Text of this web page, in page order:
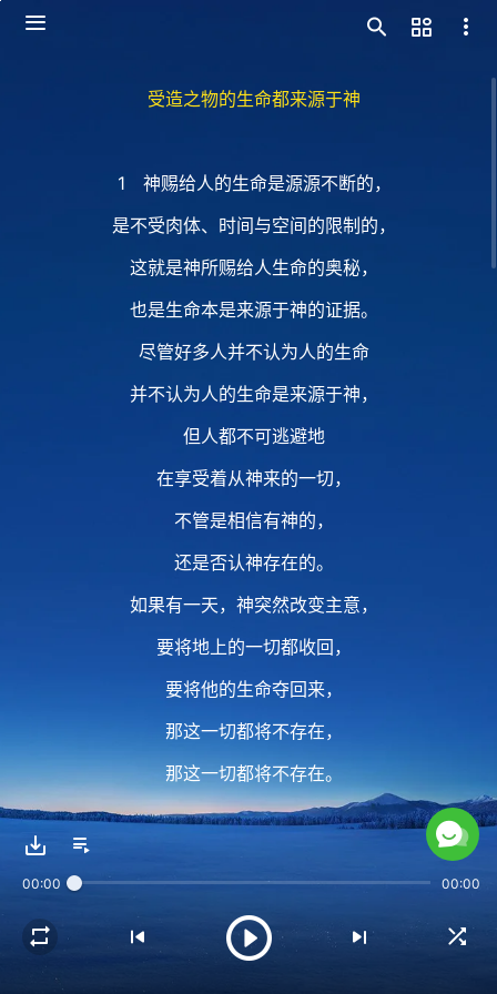
受造之物的生命都来源于神
1 神赐给人的生命是源源不断的，
是不受肉体、时间与空间的限制的，
这就是神所赐给人生命的奥秘，
也是生命本是来源于神的证据。
尽管好多人并不认为人的生命
并不认为人的生命是来源于神，
但人都不可逃避地
在享受着从神来的一切，
不管是相信有神的，
还是否认神存在的。
如果有一天，神突然改变主意，
要将地上的一切都收回，
要将他的生命夺回来，
那这一切都将不存在，
那这一切都将不存在。
以他的大能与权柄
00:00 00:00